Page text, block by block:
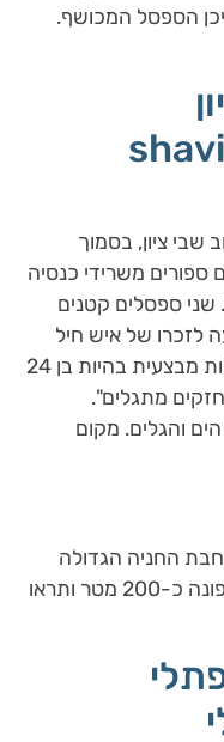
הספסל המכושף.
שבי ציון, בסמוך
משרידי כנסיה
שני ספסלים קטנים
לזכרו של איש חיל
הים, סרן דני עזרי ז"ל שנהרג בפעילות מבצעית בהיות בן 24
מתגלים".
והגלים. מקום
רחבת החניה הגדולה
בהמשך הכביש בסמוך לחוף. לכו צפונה כ-200 מטר ותראו